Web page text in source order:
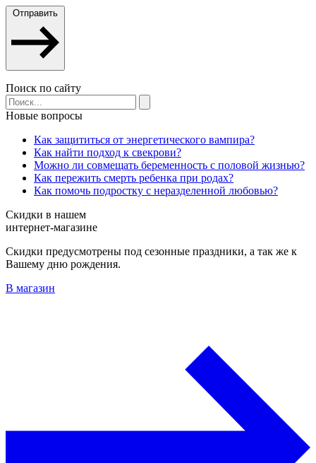
Отправить
Поиск по сайту
Новые вопросы
Как защититься от энергетического вампира?
Как найти подход к свекрови?
Можно ли совмещать беременность с половой жизнью?
Как пережить смерть ребенка при родах?
Как помочь подростку с неразделенной любовью?
Скидки в нашем
интернет-магазине
Скидки предусмотрены под сезонные праздники, а так же к
Вашему дню рождения.
В магазин